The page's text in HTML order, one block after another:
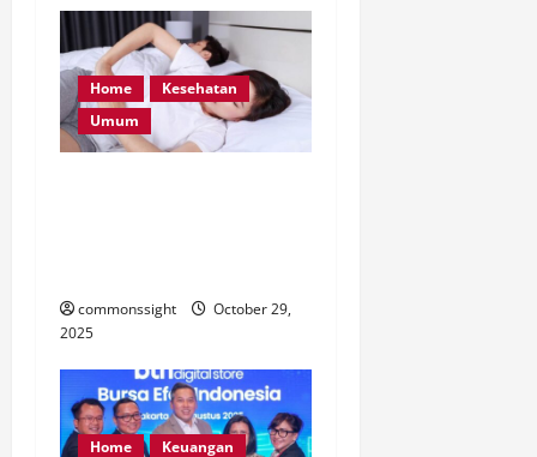
Home
Kesehatan
Umum
commonssight
October 29,
2025
Home Keuangan